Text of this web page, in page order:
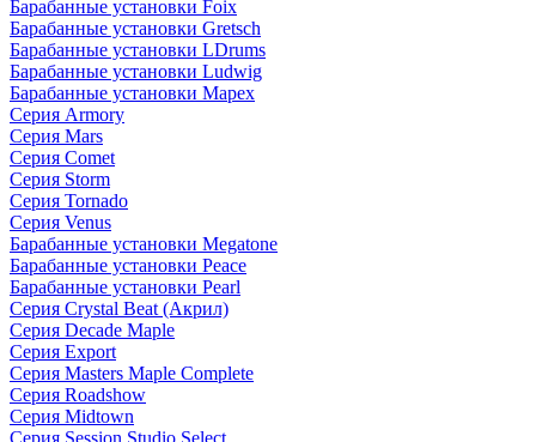
Барабанные установки Foix
Барабанные установки Gretsch
Барабанные установки LDrums
Барабанные установки Ludwig
Барабанные установки Mapex
Серия Armory
Серия Mars
Серия Comet
Серия Storm
Серия Tornado
Серия Venus
Барабанные установки Megatone
Барабанные установки Peace
Барабанные установки Pearl
Серия Crystal Beat (Акрил)
Серия Decade Maple
Серия Export
Серия Masters Maple Complete
Серия Roadshow
Серия Midtown
Серия Session Studio Select